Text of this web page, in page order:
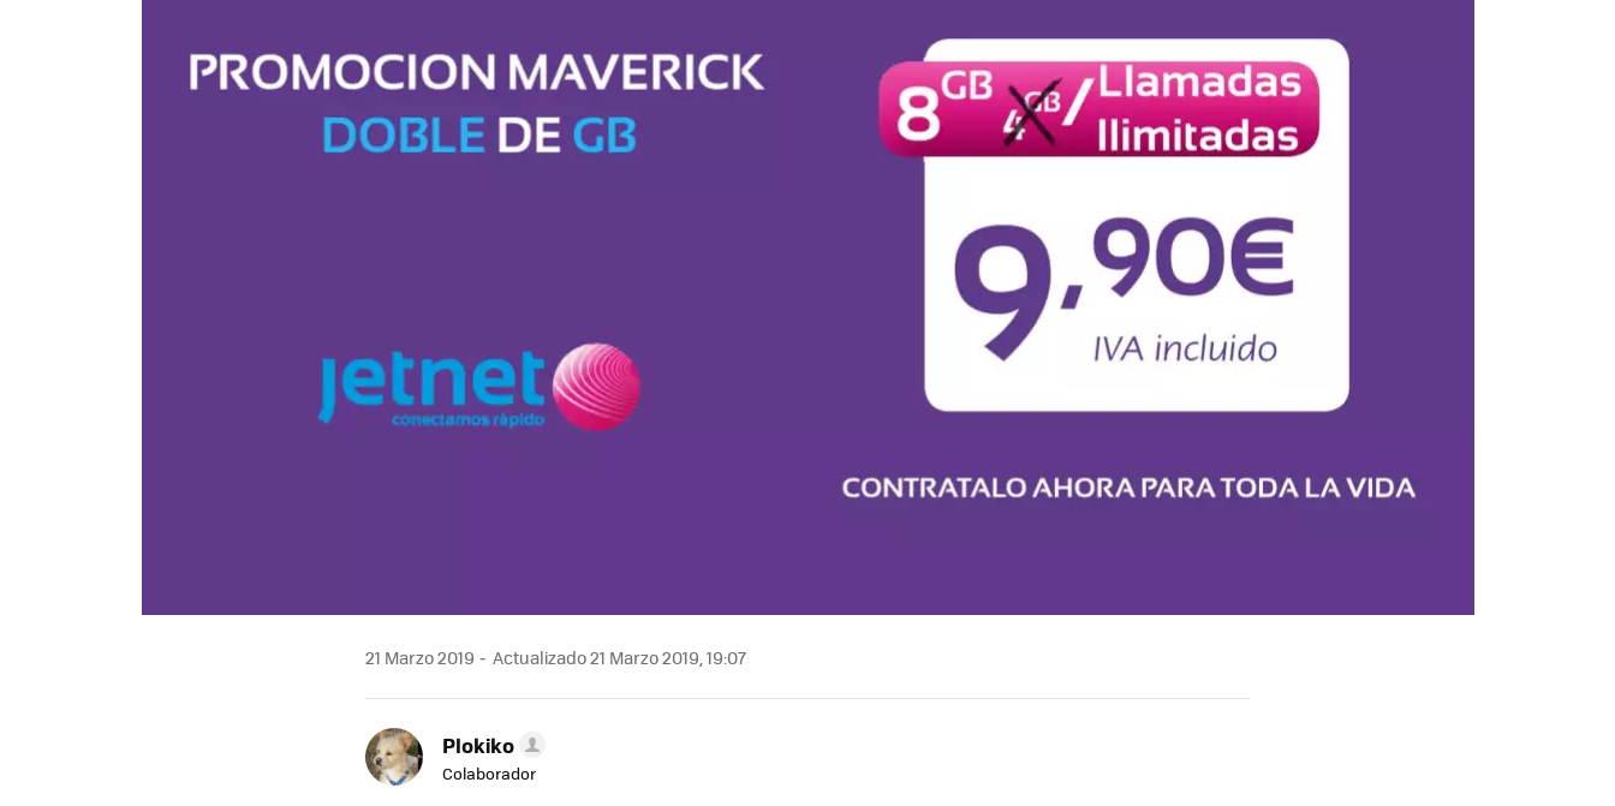
21 Marzo 2019 Actualizado 21 Marzo 2019, 19:07
Plokiko
Colaborador